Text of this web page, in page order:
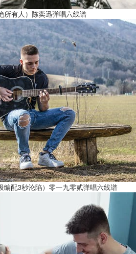
所有人）陈奕迅弹唱六线谱
编配3秒沦陷）零一九零贰弹唱六线谱